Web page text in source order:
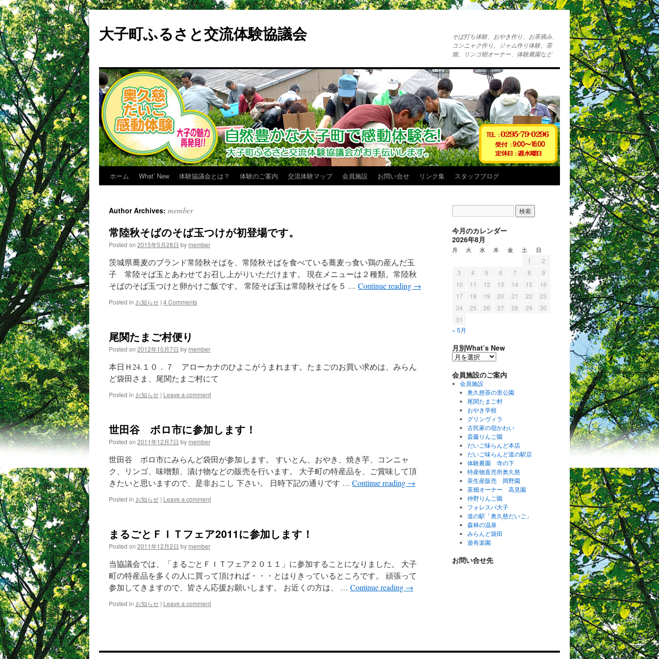
大子町ふるさと交流体験協議会
そば打ち体験、おやき作り、お茶摘み、
コンニャク作り、ジャム作り体験、茶
畑、リンゴ樹オーナー、体験農園など
Skip
content
ホーム What’ New 体験協議会とは？ 体験のご案内 交流体験マップ 会員施設 お問い合せ リンク集 スタッフブログ
Author Archives: member
常陸秋そばのそば玉つけが初登場です。
Posted on 2015年5月28日 by member
茨城県蕎麦のブランド常陸秋そばを、常陸秋そばを食べている蕎麦っ食い鶏の産んだ玉
子 常陸そば玉とあわせてお召し上がりいただけます。 現在メニューは２種類。常陸秋
そばのそば玉つけと卵かけご飯です。 常陸そば玉は常陸秋そばを５ … Continue reading →
Posted in お知らせ | 4 Comments
尾関たまご村便り
Posted on 2012年10月7日 by member
本日Ｈ24.１０．７ アローカナのひよこがうまれます。たまごのお買い求めは、みらん
ど袋田さま、尾関たまご村にて
Posted in お知らせ | Leave a comment
世田谷 ボロ市に参加します！
Posted on 2011年12月7日 by member
世田谷 ボロ市にみらんど袋田が参加します。 すいとん、おやき、焼き芋、コンニャ
ク、リンゴ、味噌類、漬け物などの販売を行います。 大子町の特産品を、ご賞味して頂
きたいと思いますので、是非おこし 下さい。 日時下記の通りです … Continue reading →
Posted in お知らせ | Leave a comment
まるごとＦＩＴフェア2011に参加します！
Posted on 2011年12月2日 by member
当協議会では、「まるごとＦＩＴフェア２０１１」に参加することになりました。 大子
町の特産品を多くの人に買って頂ければ・・・とはりきっているところです。 頑張って
参加してきますので、皆さん応援お願いします。 お近くの方は、 … Continue reading →
Posted in お知らせ | Leave a comment
今月のカレンダー
2026年8月
月 火 水 木 金 土 日
1
2
3
4 5 6 7 8
9
10
11 12 13 14 15
16
17
18 19 20 21 22
23
24
25 26 27 28 29
30
31
« 5月
月別What’s New
月
W
h
会員施設のご案内
会員施設
奥久慈茶の里公園
尾関たまご村
おやき学校
グリンヴィラ
古民家の宿かわい
斎藤りんご園
だいご味らんど本店
だいご味らんど道の駅店
体験農園 寺の下
特産物直売所奥久慈
茶生産販売 岡野園
茶畑オーナー 高見園
仲野りんご園
フォレスパ大子
道の駅「奥久慈だいご」
森林の温泉
みらんど袋田
遊有楽園
お問い合せ先